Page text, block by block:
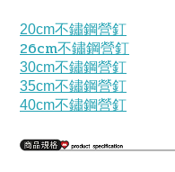
20cm不鏽鋼營釘
26cm不鏽鋼營釘
30cm不鏽鋼營釘
35cm不鏽鋼營釘
40cm不鏽鋼營釘